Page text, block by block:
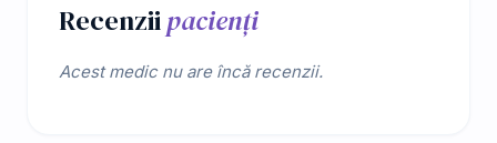
Recenziipacienți
Acest medic nu are încă recenzii.